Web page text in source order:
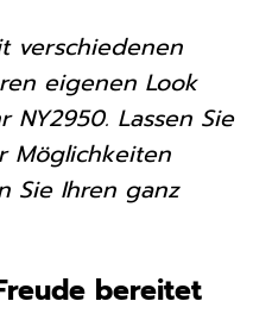
verschiedenen
eigenen Look
NY2950. Lassen Sie
Möglichkeiten
Sie Ihren ganz
bereitet